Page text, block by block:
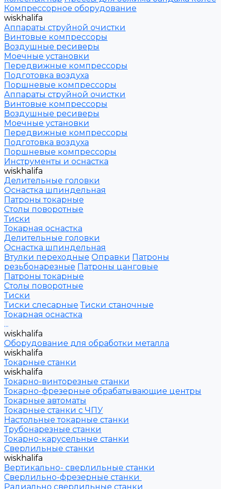
Компрессорное оборудование
wiskhalifa
Аппараты струйной очистки
Винтовые компрессоры
Воздушные ресиверы
Моечные установки
Передвижные компрессоры
Подготовка воздуха
Поршневые компрессоры
Аппараты струйной очистки
Винтовые компрессоры
Воздушные ресиверы
Моечные установки
Передвижные компрессоры
Подготовка воздуха
Поршневые компрессоры
Инструменты и оснастка
wiskhalifa
Делительные головки
Оснастка шпиндельная
Патроны токарные
Столы поворотные
Тиски
Токарная оснастка
Делительные головки
Оснастка шпиндельная
Втулки переходные Оправки Патроны
резьбонарезные Патроны цанговые
Патроны токарные
Столы поворотные
Тиски
Тиски слесарные Тиски станочные
Токарная оснастка
...
wiskhalifa
Оборудование для обработки металла
wiskhalifa
Токарные станки
wiskhalifa
Токарно-винторезные станки
Токарно-фрезерные обрабатывающие центры
Токарные автоматы
Токарные станки с ЧПУ
Настольные токарные станки
Трубонарезные станки
Токарно-карусельные станки
Сверлильные станки
wiskhalifa
Вертикально- сверлильные станки
Сверлильно-фрезерные станки
Радиально сверлильные станки